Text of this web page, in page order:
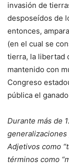
invasión de
desposeídos de
entonces,
(en el cual se
tierra, la libertad
mantenido con
Congreso
pública el
Durante más de
Adjetivos como
términos como